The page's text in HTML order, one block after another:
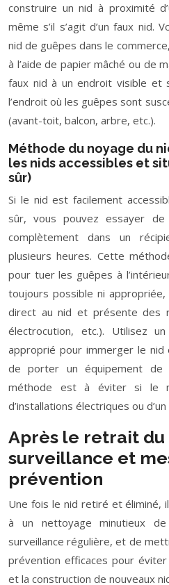
construire un nid à proximité
même s’il s’agit d’un faux nid.
nid de guêpes dans le
à l’aide de papier mâché ou de
faux nid à un endroit visible et
l’endroit où les guêpes sont
(avant-toit, balcon, arbre, etc.).
Méthode du noyage du
les nids accessibles et
sûr)
Si le nid est facilement
sûr, vous pouvez essayer de
complètement dans un
plusieurs heures. Cette
pour tuer les guêpes à
toujours possible ni
direct au nid et présente des
électrocution, etc.). Utilisez
approprié pour immerger le nid
de porter un équipement de
méthode est à éviter si le
d’installations électriques ou d’un
Après le retrait
surveillance et
prévention
Une fois le nid retiré et
à un nettoyage minutieux
surveillance régulière, et de
prévention efficaces pour
et la construction de nouveaux